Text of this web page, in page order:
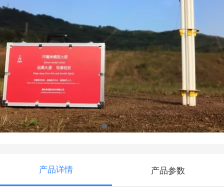
35毫米模型火箭
产品详情 产品参数